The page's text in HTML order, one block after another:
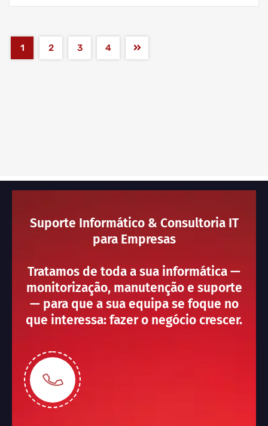
1 2 3 4
Suporte Informático & Consultoria IT
para Empresas
Tratamos de toda a sua informática —
monitorização, manutenção e suporte
— para que a sua equipa se foque no
que interessa: fazer o negócio crescer.